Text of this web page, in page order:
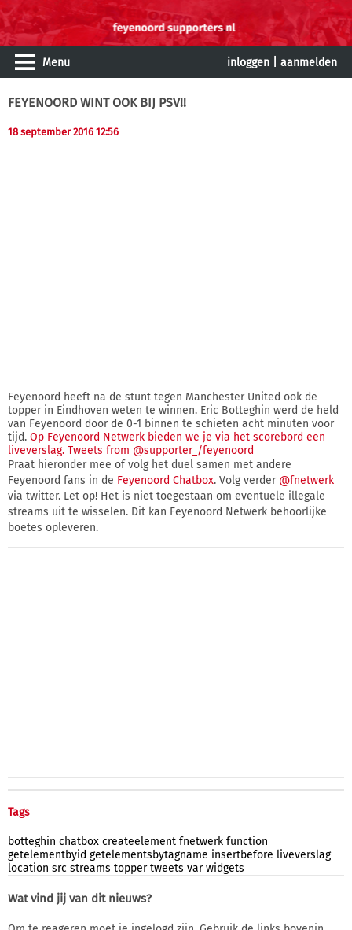
Menu inloggen aanmelden
FEYENOORD WINT OOK BIJ PSV!!
18 september 2016 12:56
Feyenoord heeft na de stunt tegen Manchester United ook de
topper in Eindhoven weten te winnen. Eric Botteghin werd de held
van Feyenoord door de 0-1 binnen te schieten acht minuten voor
tijd. Op Feyenoord Netwerk bieden we je via het scorebord een
liveverslag. Tweets from @supporter_/feyenoord
Praat hieronder mee of volg het duel samen met andere
Feyenoord fans in de Feyenoord Chatbox. Volg verder @fnetwerk
via twitter. Let op! Het is niet toegestaan om eventuele illegale
streams uit te wisselen. Dit kan Feyenoord Netwerk behoorlijke
boetes opleveren.
Tags
botteghin chatbox createelement fnetwerk function
getelementbyid getelementsbytagname insertbefore liveverslag
location src streams topper tweets var widgets
Wat vind jij van dit nieuws?